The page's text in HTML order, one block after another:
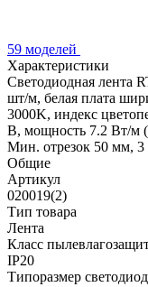
59 моделей
Характеристики
Светодиодная лента
шт/м, белая плата
3000K, индекс
В, мощность 7.2 Вт/м
Мин. отрезок 50 мм, 3
Общие
Артикул
020019(2)
Тип товара
Лента
Класс
IP20
Типоразмер